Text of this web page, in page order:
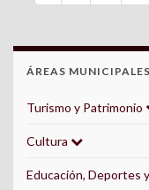
ÁREAS MUNICIPALES
Turismo y Patrimonio
Cultura
Educación, Deportes